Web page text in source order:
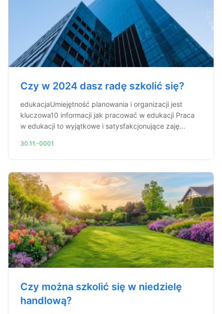
Czy w 2024 dasz radę szkolić się?
edukacjaUmiejętność planowania i organizacji jest
kluczowa10 informacji jak pracować w edukacji Praca
w edukacji to wyjątkowe i satysfakcjonujące zaję...
30.11.-0001
Czy można szkolić się w niedzielę
handlową?